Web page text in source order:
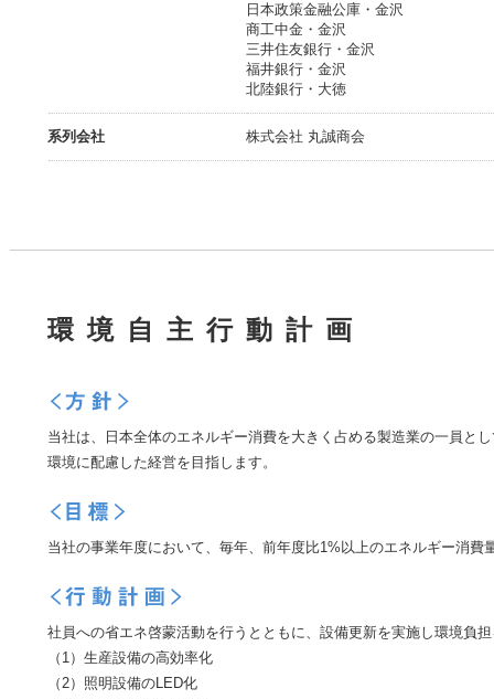
日本政策金融公庫・金沢
商工中金・金沢
三井住友銀行・金沢
福井銀行・金沢
北陸銀行・大徳
系列会社 株式会社 丸誠商会
環境自主行動計画
当社は、日本全体のエネルギー消費を大きく占める製造業の一員と
環境に配慮した経営を目指します。
当社の事業年度において、毎年、前年度比1%以上のエネルギー消費
社員への省エネ啓蒙活動を行うとともに、設備更新を実施し環境負
（1）生産設備の高効率化
（2）照明設備のLED化